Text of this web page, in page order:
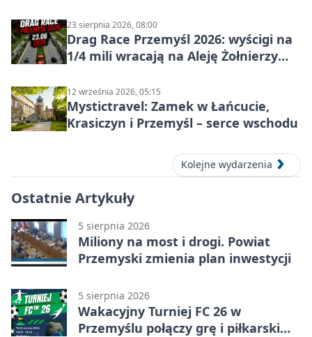
23 sierpnia 2026, 08:00
Drag Race Przemyśl 2026: wyścigi na
1/4 mili wracają na Aleję Żołnierzy
12 września 2026, 05:15
Mystictravel: Zamek w Łańcucie,
Krasiczyn i Przemyśl – serce wschodu
Kolejne wydarzenia
Ostatnie Artykuły
5 sierpnia 2026
Miliony na most i drogi. Powiat
Przemyski zmienia plan inwestycji
5 sierpnia 2026
Wakacyjny Turniej FC 26 w
Przemyślu połączy grę i piłkarski